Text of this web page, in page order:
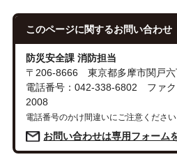
このページに関するお問い合わせ
防災安全課 消防担当
〒206-8666 東京都多摩市関戸六
電話番号：042-338-6802 ファ
2008
電話番号のかけ間違いにご注意ください
お問い合わせは専用フォーム